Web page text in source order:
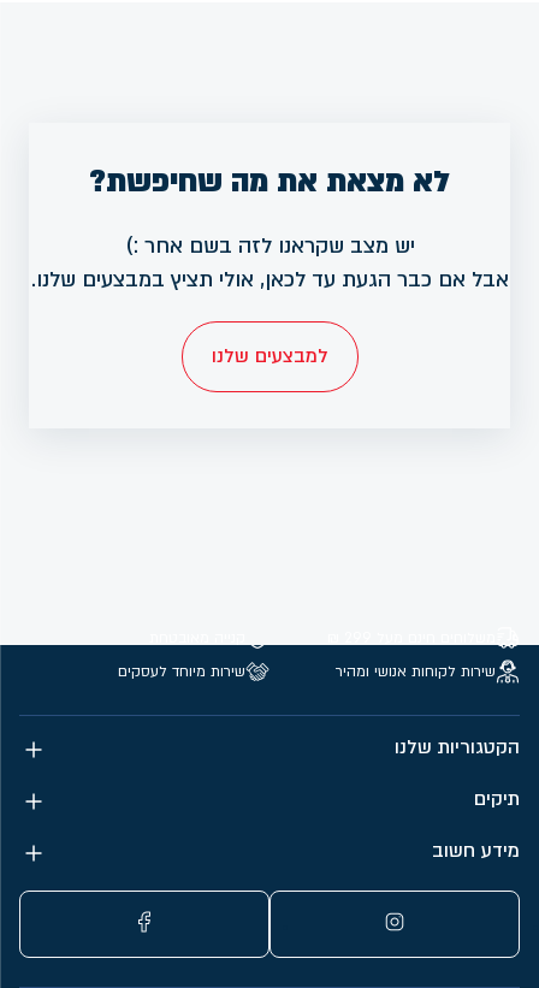
לא מצאת את מה שחיפשת?
יש מצב שקראנו לזה בשם אחר :)
אבל אם כבר הגעת עד לכאן, אולי תציץ במבצעים שלנו.
למבצעים שלנו
שירות לקוחות אנושי ומהיר
שירות מיוחד לעסקים
הקטגוריות שלנו
תיקים
מידע חשוב